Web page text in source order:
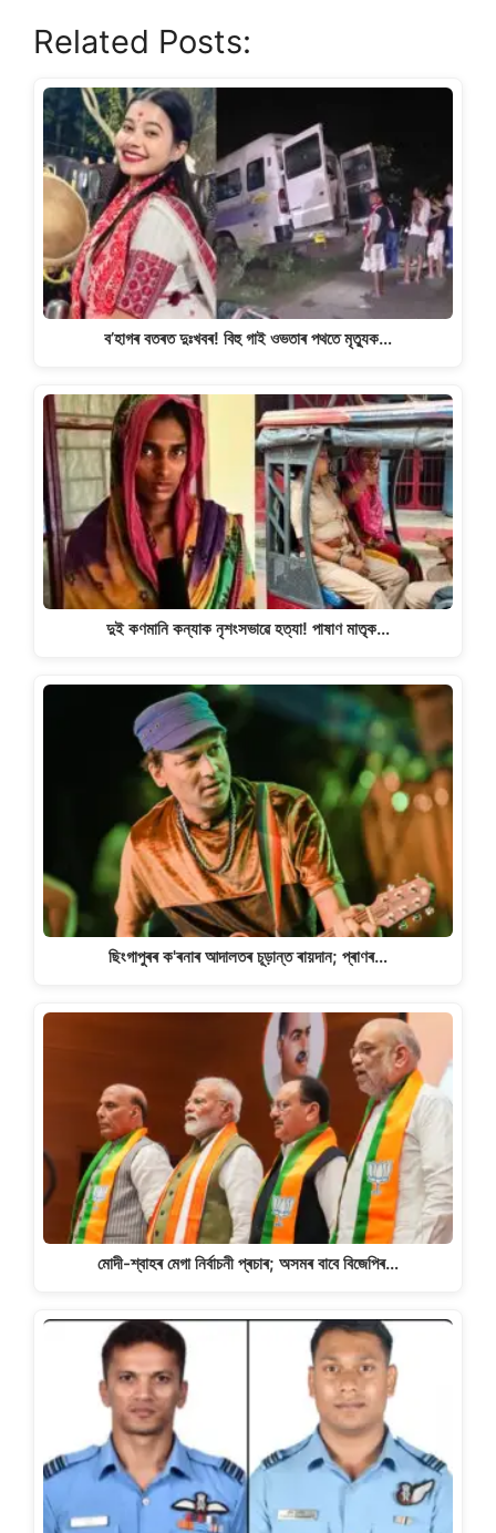
at
s
A
p
p
c
e
b
o
o
k
e
gr
a
m
y
n
k
e
Related Posts:
ব’হাগৰ বতৰত দুঃখবৰ! বিহু গাই ওভতাৰ পথতে মৃত্যুক…
দুই কণমানি কন্যাক নৃশংসভাৱে হত্যা! পাষাণ মাতৃক…
ছিংগাপুৰৰ ক'ৰনাৰ আদালতৰ চূড়ান্ত ৰায়দান; প্ৰাণৰ…
মোদী-শ্বাহৰ মেগা নিৰ্বাচনী প্ৰচাৰ; অসমৰ বাবে বিজেপিৰ…